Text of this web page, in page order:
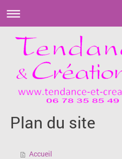
Plan du site
Accueil